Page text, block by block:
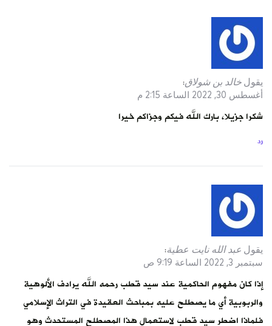
يقول خالد بن شولاق:
أغسطس 30, 2022 الساعة 2:15 م
شكرا جزيلا، بارك الله فيكم وجزاكم خيرا
رد
يقول عبد الله نايت عطية:
سبتمبر 3, 2022 الساعة 9:19 ص
إذا كان مفهوم الحاكمية عند سيد قطب رحمه الله يرادف الألوهية
والربوبية أي ما يصطلح عليه بمباحث العقيدة في التراث الإسلامي
فلماذا اضطر سيد قطب لاستعمال هذا المصطلح المستحدث وهو